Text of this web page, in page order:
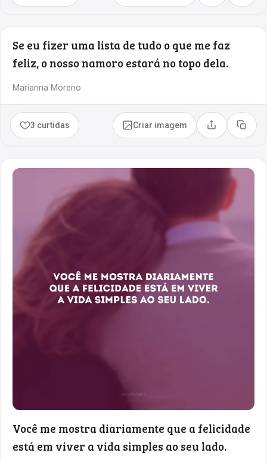
Se eu fizer uma lista de tudo o que me faz
feliz, o nosso namoro estará no topo dela.
Marianna Moreno
3 curtidas Criar imagem Compartilhar
Copiar
Você me mostra diariamente que a felicidade
está em viver a vida simples ao seu lado.